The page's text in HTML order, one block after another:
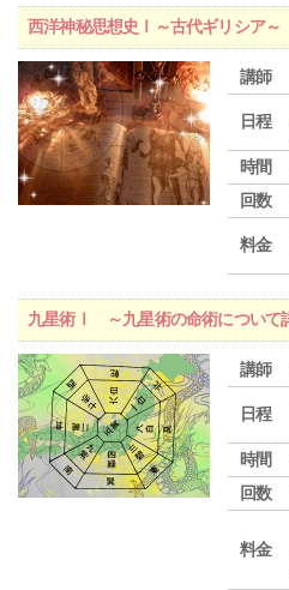
西洋神秘思想史Ⅰ～古代ギリシア～
講師
日程
時間
回数
料金
九星術Ⅰ ～九星術の命術について
講師
日程
時間
回数
料金